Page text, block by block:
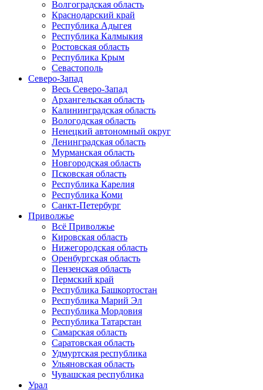
Волгоградская область
Краснодарский край
Республика Адыгея
Республика Калмыкия
Ростовская область
Республика Крым
Севастополь
Северо-Запад
Весь Северо-Запад
Архангельская область
Калининградская область
Вологодская область
Ненецкий автономный округ
Ленинградская область
Мурманская область
Новгородская область
Псковская область
Республика Карелия
Республика Коми
Санкт-Петербург
Приволжье
Всё Приволжье
Кировская область
Нижегородская область
Оренбургская область
Пензенская область
Пермский край
Республика Башкортостан
Республика Марий Эл
Республика Мордовия
Республика Татарстан
Самарская область
Саратовская область
Удмуртская республика
Ульяновская область
Чувашская республика
Урал